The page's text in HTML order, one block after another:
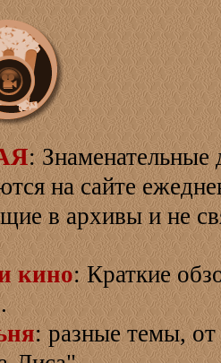
: Знаменательные
на сайте
в архивы и не
кино: Краткие
: разные темы,